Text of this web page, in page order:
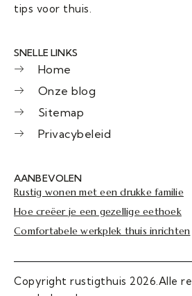
tips voor thuis.
SNELLE LINKS
Home
Onze blog
Sitemap
Privacybeleid
AANBEVOLEN
Rustig wonen met een drukke familie
Hoe creëer je een gezellige eethoek
Comfortabele werkplek thuis inrichten
Copyright rustigthuis 2026.Alle